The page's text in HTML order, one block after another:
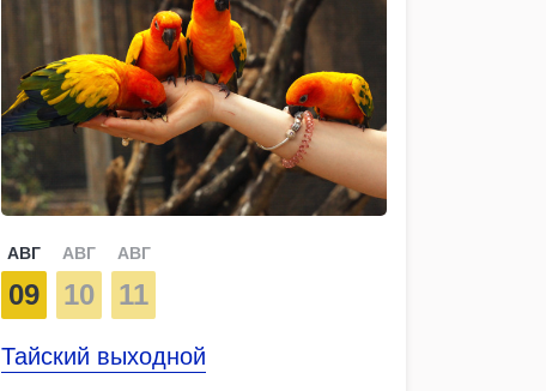
АВГ
09
АВГ
10
АВГ
11
Тайский выходной